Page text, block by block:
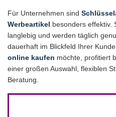
Für Unternehmen sind
Werbeartikel besonders effektiv.
langlebig und werden täglich
dauerhaft im Blickfeld Ihrer
online kaufen möchte, profitiert
einer großen Auswahl, flexiblen
Beratung.